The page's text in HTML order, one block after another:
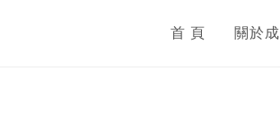
首 頁 關於